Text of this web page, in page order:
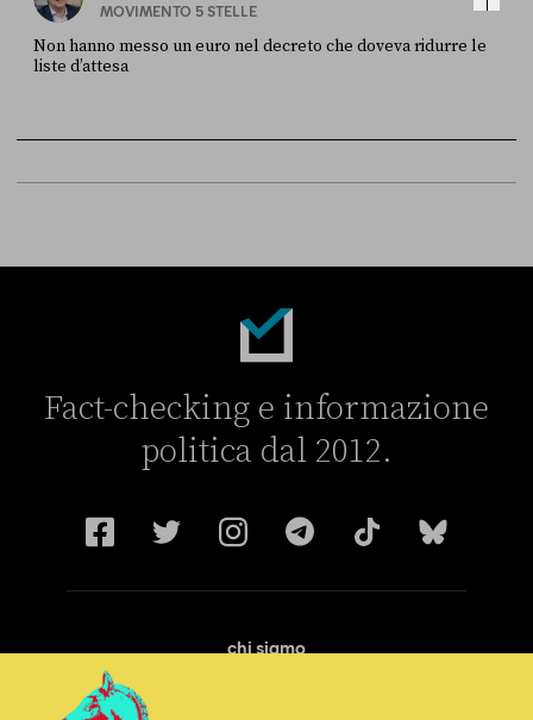
MOVIMENTO 5 STELLE
Non hanno messo un euro nel decreto che doveva ridurre le
liste d’attesa
Fact-checking e informazione
politica dal 2012.
chi siamo